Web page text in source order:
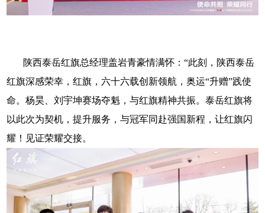
陕西泰岳红旗总经理盖岩青豪情满怀：“此刻，陕西泰岳
红旗深感荣幸，红旗，六十六载创新领航，奥运“升赠”践使
命。杨昊、刘宇坤赛场夺魁，与红旗精神共振。泰岳红旗将
以此次为契机，提升服务，与冠军同赴强国新程，让红旗闪
耀！见证荣耀交接。